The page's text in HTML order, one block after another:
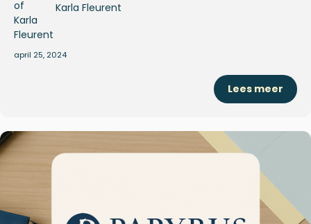
Karla Fleurent
april 25, 2024
Lees meer